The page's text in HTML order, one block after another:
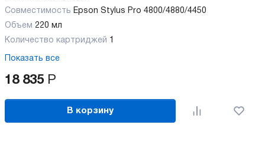
Совместимость Epson Stylus Pro 4800/4880/4450
Объем 220 мл
Количество картриджей 1
Показать все
18 835 Р
В корзину